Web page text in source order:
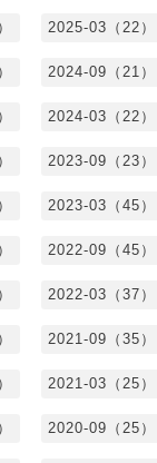
2025-03（22）
2024-09（21）
2024-03（22）
2023-09（23）
2023-03（45）
2022-09（45）
2022-03（37）
2021-09（35）
2021-03（25）
2020-09（25）